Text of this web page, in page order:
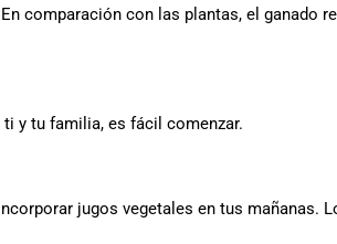
comparación con las plantas, el ganado
y tu familia, es fácil comenzar.
jugos vegetales en tus mañanas.